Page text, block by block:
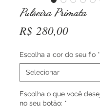
Pulseira Primata
R$ 280,00Preço
Escolha a cor do seu fio *
Escolha o que você
no seu botão: *